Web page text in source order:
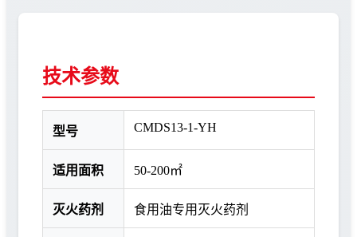
技术参数
型号 CMDS13-1-YH
适用面积 50-200㎡
灭火药剂 食用油专用灭火药剂